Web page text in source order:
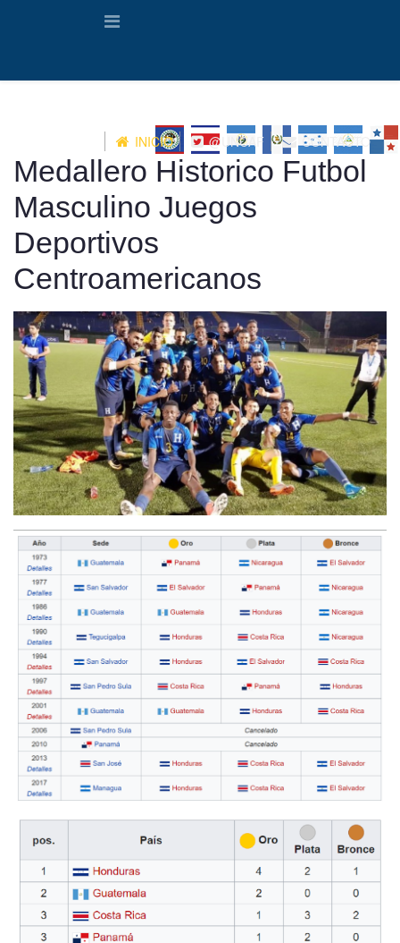
INICIO @UNCAF CONTACTO
Medallero Historico Futbol
Masculino Juegos
Deportivos
Centroamericanos